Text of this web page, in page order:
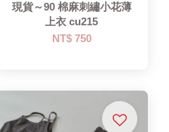
現貨～90 棉麻刺繡小花薄
上衣 cu215
NT$ 750